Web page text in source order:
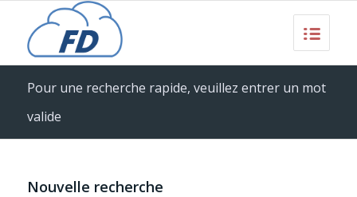
Pour une recherche rapide, veuillez entrer un mot
valide
Nouvelle recherche